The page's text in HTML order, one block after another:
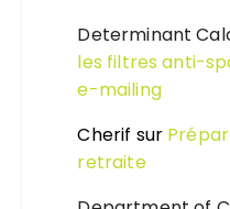
Determinant
les filtres anti-
e-mailing
Cherif sur
retraite